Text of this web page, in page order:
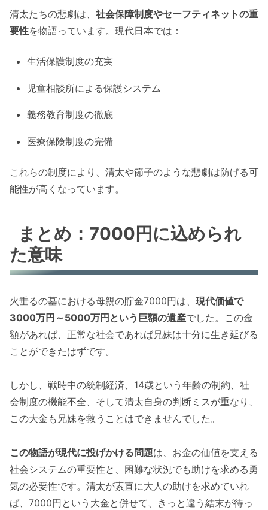
清太たちの悲劇は、 社会保障制度やセーフティネットの重
要性を物語っています。現代日本では：
生活保護制度の充実
児童相談所による保護システム
義務教育制度の徹底
医療保険制度の完備
これらの制度により、清太や節子のような悲劇は防げる可
能性が高くなっています。
まとめ：7000円に込められ
た意味
火垂るの墓における母親の貯金7000円は、 現代価値で
3000万円～5000万円という巨額の遺産でした。この金
額があれば、正常な社会であれば兄妹は十分に生き延びる
ことができたはずです。
しかし、戦時中の統制経済、14歳という年齢の制約、社
会制度の機能不全、そして清太自身の判断ミスが重なり、
この大金も兄妹を救うことはできませんでした。
この物語が現代に投げかける問題は、お金の価値を支える
社会システムの重要性と、困難な状況でも助けを求める勇
気の必要性です。清太が素直に大人の助けを求めていれ
ば、7000円という大金と併せて、きっと違う結末が待っ